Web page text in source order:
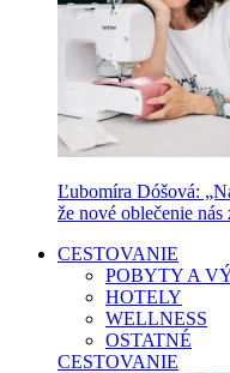
Ľubomíra Dóšová:
že nové oblečenie nás
CESTOVANIE
POBYTY A
HOTELY
WELLNESS
OSTATNÉ
CESTOVANIE